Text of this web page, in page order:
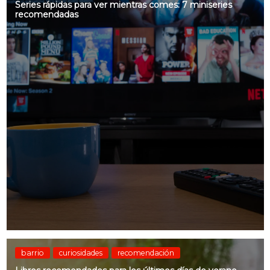
Series rápidas para ver mientras comes: 7 miniseries
recomendadas
barrio curiosidades recomendación